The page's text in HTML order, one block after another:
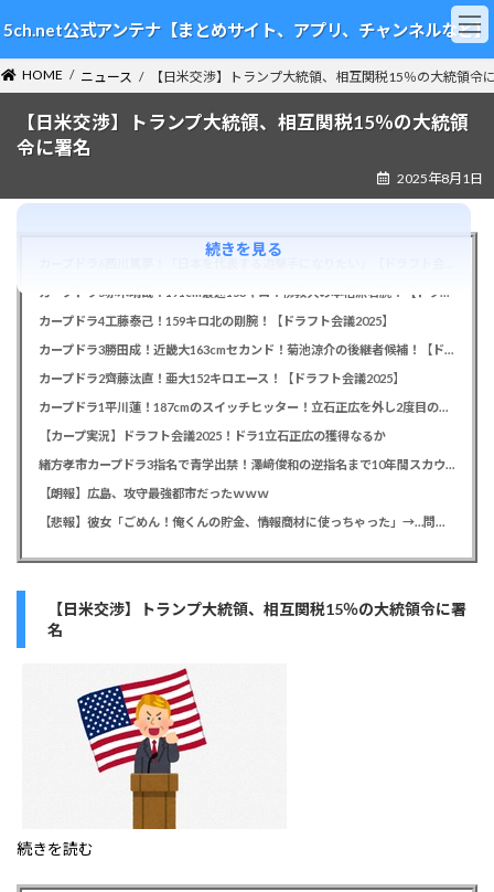
ン
テ
ン
ツ
ビ
ゲ
ー
シ
5ch.net公式アンテナ【まとめサイト、アプリ、チャンネルなど】
HOME ニュース 【日米交渉】トランプ大統領、相互関税15％の大統領令
【日米交渉】トランプ大統領、相互関税15％の大統領
令に署名
2025年8月1日
カープドラ5赤木晴哉！191cm最速153キロ！佛教大の本格派右腕！【ドラフト会議2025】
カープドラ4工藤泰己！159キロ北の剛腕！【ドラフト会議2025】
カープドラ3勝田成！近畿大163cmセカンド！菊池涼介の後継者候補！【ドラフト会議2025】
カープドラ2齊藤汰直！亜大152キロエース！【ドラフト会議2025】
カープドラ1平川蓮！187cmのスイッチヒッター！立石正広を外し2度目の重複も新井監督がクジを引き当てる！【ドラフト会議2025】
【カープ実況】ドラフト会議2025！ドラ1立石正広の獲得なるか
緒方孝市カープドラ3指名で青学出禁！澤﨑俊和の逆指名まで10年間スカウト出禁
【朗報】広島、攻守最強都市だったｗｗｗ
【悲報】彼女「ごめん！俺くんの貯金、情報商材に使っちゃった」→…問い詰めたらギャン泣きされたんだが俺が悪いのか？
【日米交渉】トランプ大統領、相互関税15％の大統領令に署
名
続きを読む
続きを見る